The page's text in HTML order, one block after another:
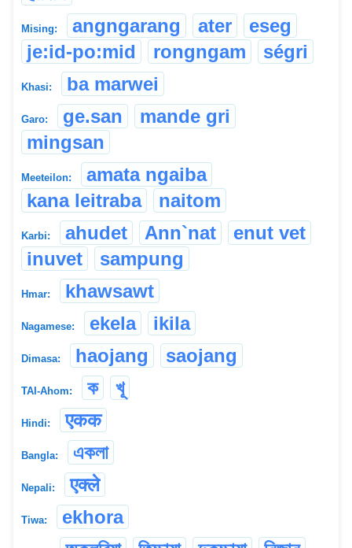
Mising: angngarang ater
eseg
je:id-po:mid
rongngam ségri
Khasi: ba marwei
Garo: ge.san
mande gri
mingsan
Meeteilon:
amata ngaiba
kana leitraba
naitom
Karbi: ahudet Ann`nat
enut vet
inuvet
sampung
Hmar: khawsawt
Nagamese: ekela ikila
Dimasa: haojang saojang
TAI-Ahom: ক খূ
Hindi: एकक
Bangla: একলা
Nepali: एक्ले
Tiwa: ekhora